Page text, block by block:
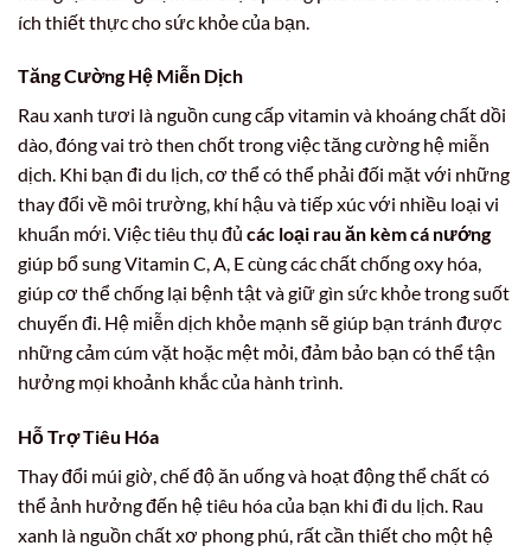
ích thiết thực cho sức khỏe của bạn.
Tăng Cường Hệ Miễn Dịch
Rau xanh tươi là nguồn cung cấp vitamin và khoáng chất dồi
dào, đóng vai trò then chốt trong việc tăng cường hệ miễn
dịch. Khi bạn đi du lịch, cơ thể có thể phải đối mặt với những
thay đổi về môi trường, khí hậu và tiếp xúc với nhiều loại vi
khuẩn mới. Việc tiêu thụ đủ các loại rau ăn kèm cá nướng
giúp bổ sung Vitamin C, A, E cùng các chất chống oxy hóa,
giúp cơ thể chống lại bệnh tật và giữ gìn sức khỏe trong suốt
chuyến đi. Hệ miễn dịch khỏe mạnh sẽ giúp bạn tránh được
những cảm cúm vặt hoặc mệt mỏi, đảm bảo bạn có thể tận
hưởng mọi khoảnh khắc của hành trình.
Hỗ Trợ Tiêu Hóa
Thay đổi múi giờ, chế độ ăn uống và hoạt động thể chất có
thể ảnh hưởng đến hệ tiêu hóa của bạn khi đi du lịch. Rau
xanh là nguồn chất xơ phong phú, rất cần thiết cho một hệ